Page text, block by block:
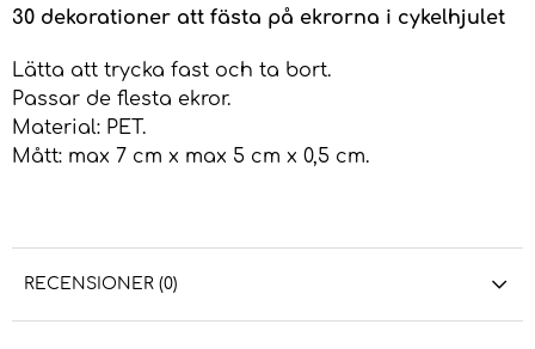
30 dekorationer att fästa på ekrorna i cykelhjulet
Lätta att trycka fast och ta bort.
Passar de flesta ekror.
Material: PET.
Mått: max 7 cm x max 5 cm x 0,5 cm.
RECENSIONER (0)